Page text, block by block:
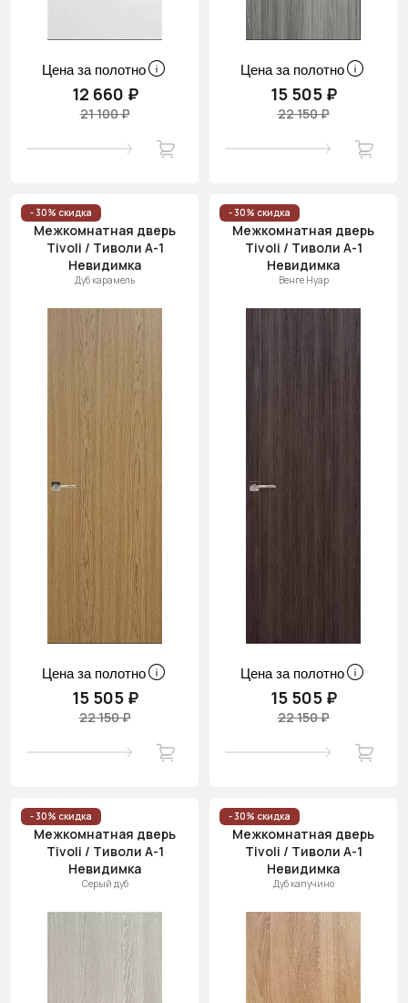
Цена за полотно
12 660 ₽
21 100 ₽
Цена за полотно
15 505 ₽
22 150 ₽
- 30% скидка
Межкомнатная дверь
Tivoli / Тиволи А-1
Невидимка
Дуб карамель
Цена за полотно
15 505 ₽
22 150 ₽
- 30% скидка
Межкомнатная дверь
Tivoli / Тиволи А-1
Невидимка
Венге Нуар
Цена за полотно
15 505 ₽
22 150 ₽
- 30% скидка
Межкомнатная дверь
Tivoli / Тиволи А-1
Невидимка
Серый дуб
- 30% скидка
Межкомнатная дверь
Tivoli / Тиволи А-1
Невидимка
Дуб капучино